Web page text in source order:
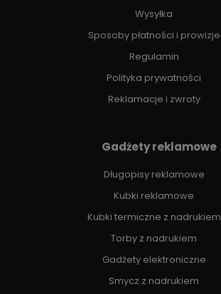
Wysyłka
Sposoby płatności i prowizje
Regulamin
Polityka prywatności
Reklamacje i zwroty
Gadżety reklamowe
Długopisy reklamowe
Kubki reklamowe
Kubki termiczne z nadrukiem
Torby z nadrukiem
Gadżety elektroniczne
Smycz z nadrukiem